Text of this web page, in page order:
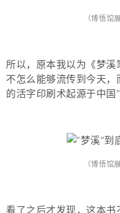
（博悟馆
所以，原本我以为《梦
不怎么能够流传到今天
的活字印刷术起源于中国”
（博悟馆
看了之后才发现，这本书